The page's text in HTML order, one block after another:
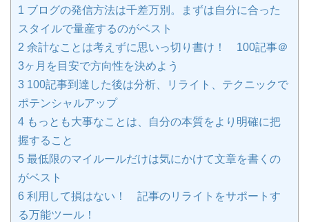
1 ブログの発信方法は千差万別。まずは自分に合った
スタイルで量産するのがベスト
2 余計なことは考えずに思いっ切り書け！ 100記事＠
3ヶ月を目安で方向性を決めよう
3 100記事到達した後は分析、リライト、テクニックで
ポテンシャルアップ
4 もっとも大事なことは、自分の本質をより明確に把
握すること
5 最低限のマイルールだけは気にかけて文章を書くの
がベスト
6 利用して損はない！ 記事のリライトをサポートす
る万能ツール！